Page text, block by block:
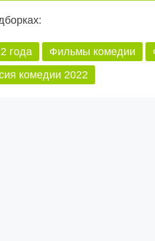
года Фильмы комедии
комедии 2022